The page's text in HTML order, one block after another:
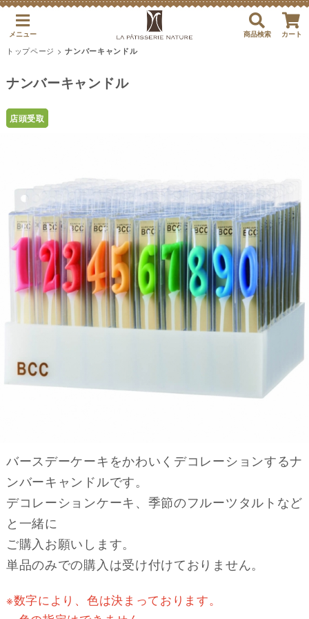
メニュー 商品検索 カート
トップページ >ナンバーキャンドル
ナンバーキャンドル
店頭受取
バースデーケーキをかわいくデコレーションするナ
ンバーキャンドルです。
デコレーションケーキ、季節のフルーツタルトなど
と 一緒に
ご購入お願いします。
単品のみでの購入は受け付けておりません。
※数字により、色は決まっております。